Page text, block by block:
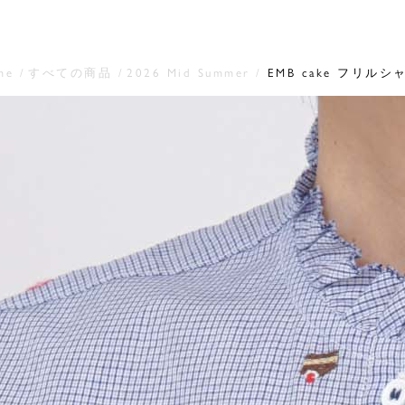
すべての商品 2026 Mid Summer EMB cake フリルシ